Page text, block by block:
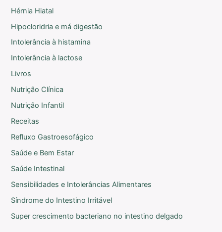
Hérnia Hiatal
Hipocloridria e má digestão
Intolerância à histamina
Intolerância à lactose
Livros
Nutrição Clínica
Nutrição Infantil
Receitas
Refluxo Gastroesofágico
Saúde e Bem Estar
Saúde Intestinal
Sensibilidades e Intolerâncias Alimentares
Síndrome do Intestino Irritável
Super crescimento bacteriano no intestino delgado